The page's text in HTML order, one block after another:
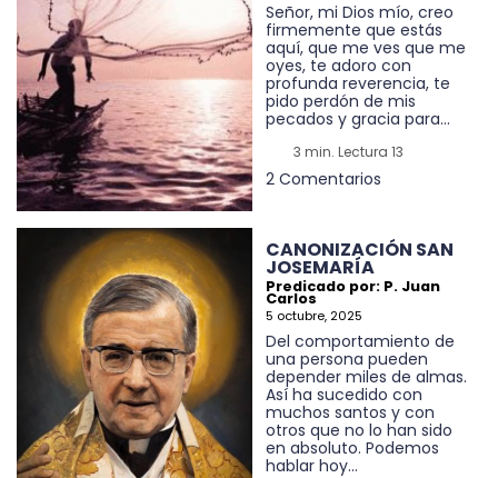
Señor, mi Dios mío, creo
firmemente que estás
aquí, que me ves que me
oyes, te adoro con
profunda reverencia, te
pido perdón de mis
pecados y gracia para...
3 min. Lectura 13
2 Comentarios
CANONIZACIÓN SAN
JOSEMARÍA
Predicado por: P. Juan
Carlos
5 octubre, 2025
Del comportamiento de
una persona pueden
depender miles de almas.
Así ha sucedido con
muchos santos y con
otros que no lo han sido
en absoluto. Podemos
hablar hoy...